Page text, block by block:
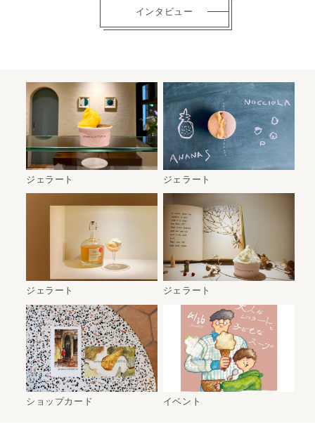
インタビュー
ジェラート ジェラート
ジェラート ジェラート
ショップカード イベント